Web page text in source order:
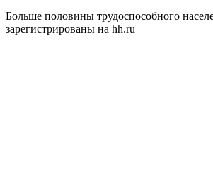
Больше половины трудоспособного
зарегистрированы на hh.ru